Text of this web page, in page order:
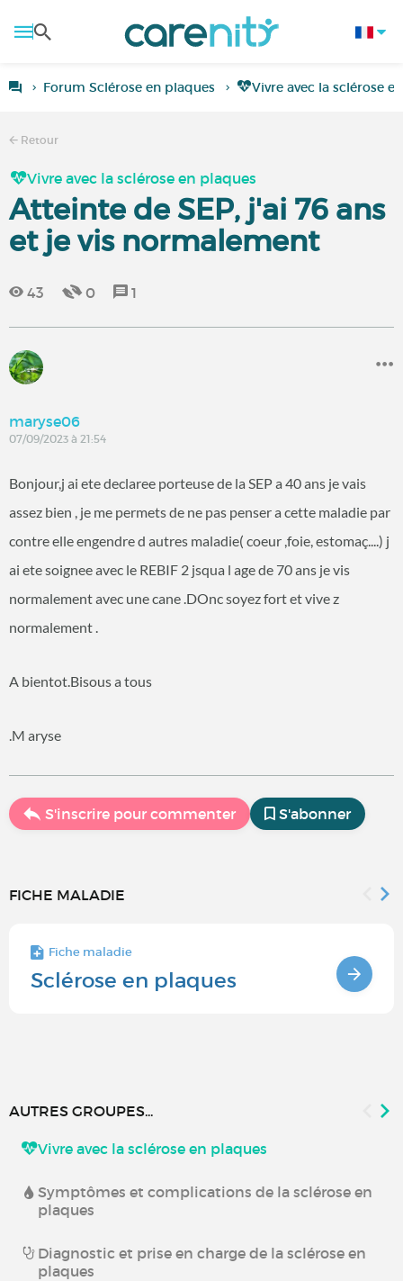
Forum Sclérose en plaques Vivre avec la sclérose
Retour
Vivre avec la sclérose en plaques
Atteinte de SEP, j'ai 76 ans
et je vis normalement
43 0 1
maryse06
07/09/2023 à 21:54
Bonjour,j ai ete declaree porteuse de la SEP a 40 ans je vais
assez bien , je me permets de ne pas penser a cette maladie par
contre elle engendre d autres maladie( coeur ,foie, estomaç....) j
ai ete soignee avec le REBIF 2 jsqua l age de 70 ans je vis
normalement avec une cane .DOnc soyez fort et vive z
normalement .
A bientot.Bisous a tous
.M aryse
S'inscrire pour commenter S'abonner
FICHE MALADIE
Fiche maladie
Sclérose en plaques
AUTRES GROUPES...
Vivre avec la sclérose en plaques
Symptômes et complications de la sclérose en
plaques
Diagnostic et prise en charge de la sclérose en
plaques